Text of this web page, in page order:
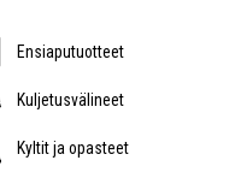
Ensiaputuotteet
Kuljetusvälineet
Kyltit ja opasteet